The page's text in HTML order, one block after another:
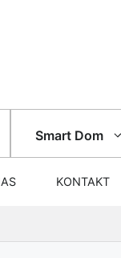
Smart Dom
KONTAKT